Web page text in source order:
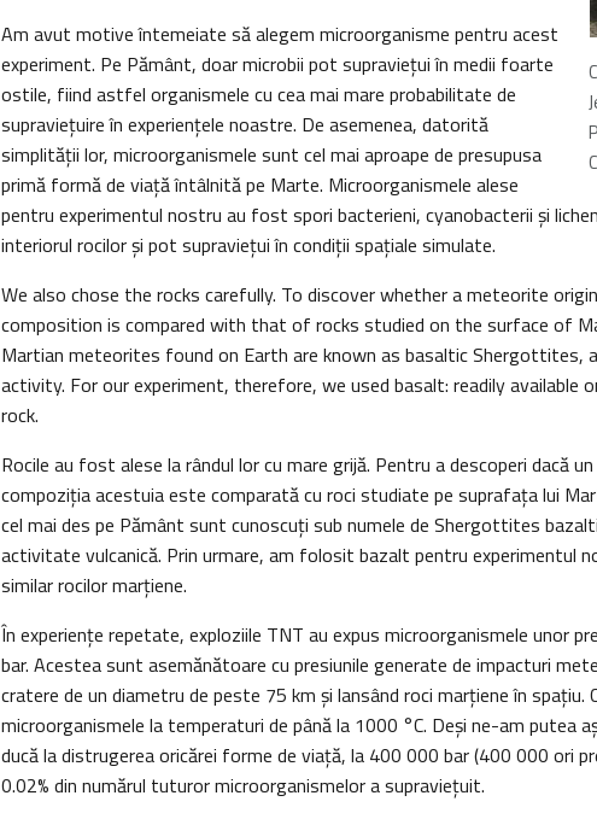
Am avut motive întemeiate să alegem microorganisme pentru acest
experiment. Pe Pământ, doar microbii pot supraviețui în medii foarte
ostile, fiind astfel organismele cu cea mai mare probabilitate de
supraviețuire în experiențele noastre. De asemenea, datorită
simplității lor, microorganismele sunt cel mai aproape de presupusa
primă formă de viață întâlnită pe Marte. Microorganismele alese
pentru experimentul nostru au fost spori bacterieni, cyanobacterii și
interiorul rocilor și pot supraviețui în condiții spațiale simulate.
We also chose the rocks carefully. To discover whether a meteorite
composition is compared with that of rocks studied on the surface of
Martian meteorites found on Earth are known as basaltic Shergottites,
activity. For our experiment, therefore, we used basalt: readily available
rock.
Rocile au fost alese la rândul lor cu mare grijă. Pentru a descoperi dacă
compoziția acestuia este comparată cu roci studiate pe suprafața lui
cel mai des pe Pământ sunt cunoscuți sub numele de Shergottites
activitate vulcanică. Prin urmare, am folosit bazalt pentru experimentul
similar rocilor marțiene.
În experiențe repetate, exploziile TNT au expus microorganismele unor
bar. Acestea sunt asemănătoare cu presiunile generate de impacturi
cratere de un diametru de peste 75 km și lansând roci marțiene în spațiu.
microorganismele la temperaturi de până la 1000 °C. Deși ne-am putea
ducă la distrugerea oricărei forme de viață, la 400 000 bar (400 000 ori
0.02% din numărul tuturor microorganismelor a supraviețuit.